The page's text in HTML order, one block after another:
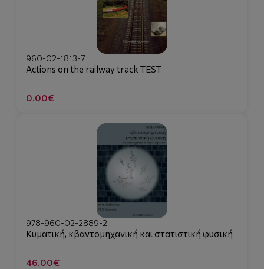
960-02-1813-7
Actions on the railway track TEST
0.00€
978-960-02-2889-2
Κυματική, κβαντομηχανική και στατιστική φυσική
46.00€